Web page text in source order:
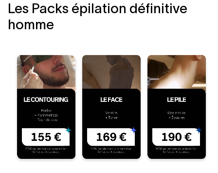
Les Packs épilation définitive
homme